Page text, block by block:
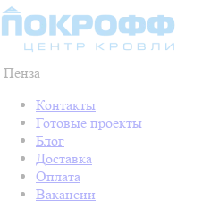
Пенза
Контакты
Готовые проекты
Блог
Доставка
Оплата
Вакансии